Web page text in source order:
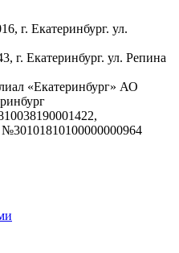
г. Екатеринбург. ул.
г. Екатеринбург. ул. Репина
«Екатеринбург» АО